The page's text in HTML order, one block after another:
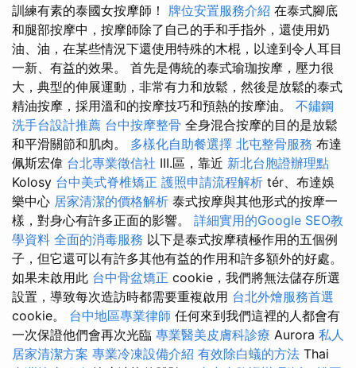
訓練有素的泰國女按摩師！ 牌位安置服務介紹 在泰式腳底
和腿部按摩中，按摩師除了自己的手和手指外，還使用奶
油、油，在某些情況下還使用特殊的木棍，以達到令人耳目
一新、有益的效果。 首先是傳統的泰式瑜珈按摩，壓力很
大，典型的伸展運動，非常有力和放鬆，然後是放鬆的泰式
精油按摩，採用溫和的按摩技巧和預熱的按摩油。 不鏽鋼
洗手台設計推薦 台中按摩整骨 全身混合按摩的目的是放鬆
和平滑關節和肌肉。 多樣化自助餐選擇 北屯整骨服務 布達
佩斯宏偉 台北專業徵信社 III.區，靠近 新北台胞證辦理點
Kolosy 台中美式脊椎矯正 護照申請流程解析 tér、布達娛
樂中心 居家清潔的價格解析 泰式按摩與其他形式的按摩一
樣，對身心有許多正面的影響。 詳細實用的Google SEO教
學資料 全面的消毒服務 以下是泰式按摩積極作用的五個例
子，但它還可以有許多其他有益的作用和許多額外的好處。
如果未啟用此 台中骨盆矯正 cookie，我們將無法儲存所選
設置，導致每次造訪時都需要重複啟用 台北外燴服務首選
cookie。 台中地區專業律師 任何來到我們這裡的人都會有
一次保證他們會再次光臨 專業醫美皮膚科診療 Aurora 私人
居家清潔方案 專業冷凍設備介紹 有效除白蟻的方法 Thai